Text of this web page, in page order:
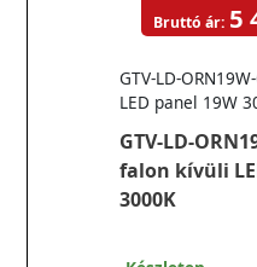
GTV-LD-
falon kívüli
3000K
GTV-LD-
LED panel 19W
Bruttó ár: 5